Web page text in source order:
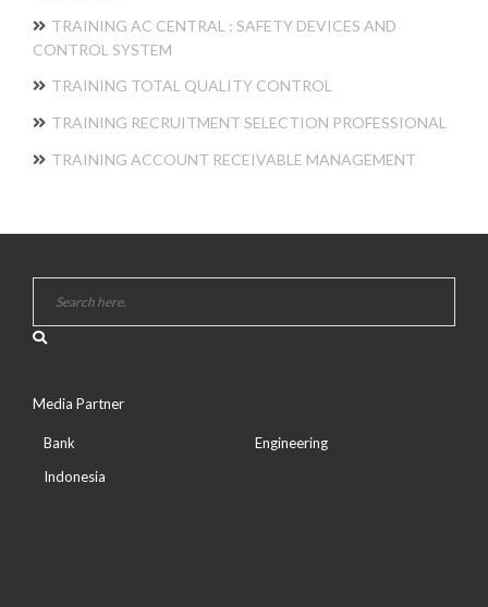
TRAINING AC CENTRAL : SAFETY DEVICES AND
CONTROL SYSTEM
TRAINING TOTAL QUALITY CONTROL
TRAINING RECRUITMENT SELECTION PROFESSIONAL
TRAINING ACCOUNT RECEIVABLE MANAGEMENT
Media Partner
Bank
Indonesia
Engineering